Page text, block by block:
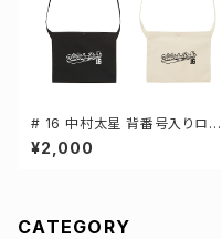
# 16 中村太星 背番号入りロゴ
キャンバスサコッシュ 選手還元
2カラー 001461
¥2,000
CATEGORY